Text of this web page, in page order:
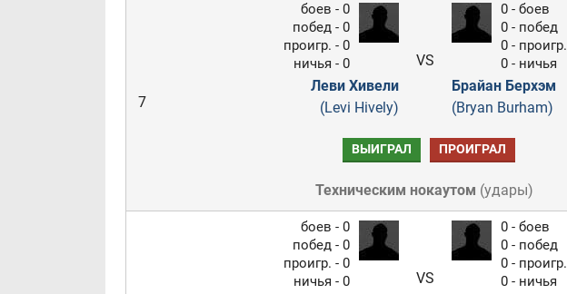
7
боев - 0
побед - 0
проигр. - 0
ничья - 0
Леви Хивели
(Levi Hively)
VS
0 - боев
0 - побед
0 - проигр.
0 - ничья
Брайан Берхэм
(Bryan Burham)
ВЫИГРАЛ ПРОИГРАЛ
Техническим нокаутом (удары)
боев - 0
побед - 0
проигр. - 0
ничья - 0
VS
0 - боев
0 - побед
0 - проигр.
0 - ничья